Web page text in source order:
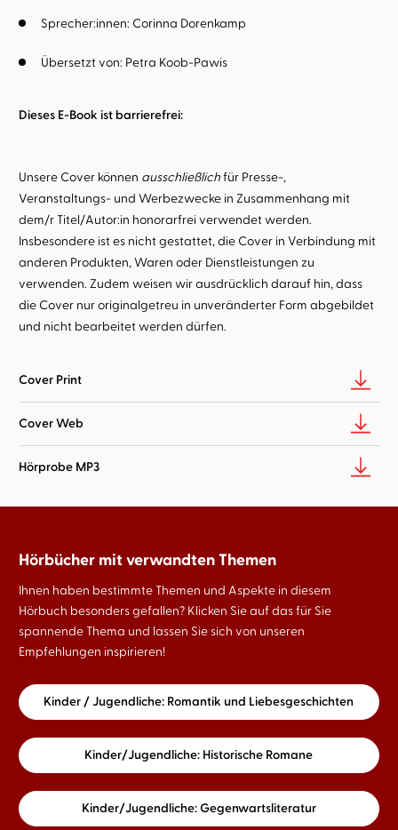
Übersetzt von: Petra Koob-Pawis
Sprecher:innen: Corinna Dorenkamp
Dieses E-Book ist barrierefrei:
Unsere Cover können ausschließlichfür Presse-,
Veranstaltungs- und Werbezwecke in Zusammenhang mit
dem/r Titel/Autor:in honorarfrei verwendet werden.
Insbesondere ist es nicht gestattet, die Cover in Verbindung mit
anderen Produkten, Waren oder Dienstleistungen zu
verwenden. Zudem weisen wir ausdrücklich darauf hin, dass
die Cover nur originalgetreu in unveränderter Form abgebildet
und nicht bearbeitet werden dürfen.
Cover Print
Cover Web
Hörprobe MP3
Hörbücher mit verwandten Themen
Ihnen haben bestimmte Themen und Aspekte in diesem
Hörbuch besonders gefallen? Klicken Sie auf das für Sie
spannende Thema und lassen Sie sich von unseren
Empfehlungen inspirieren!
Kinder / Jugendliche: Romantik und Liebesgeschichten
Kinder/Jugendliche: Historische Romane
Kinder/Jugendliche: Gegenwartsliteratur